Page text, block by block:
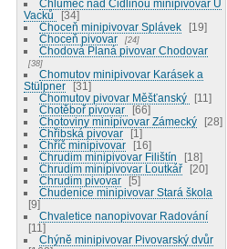
Chlumec nad Cidlinou minipivovar U
Vacků
34
Choceň minipivovar Splávek
19
Choceň pivovar
24
Chodová Planá pivovar Chodovar
38
Chomutov minipivovar Karásek a
Stülpner
31
Chomutov pivovar Měšťanský
11
Chotěboř pivovar
66
Chotoviny minipivovar Zámecký
28
Chřibská pivovar
1
Chříč minipivovar
16
Chrudim minipivovar Filištín
18
Chrudim minipivovar Loutkář
20
Chrudim pivovar
5
Chudenice minipivovar Stará škola
9
Chvaletice nanopivovar Radování
11
Chýně minipivovar Pivovarský dvůr